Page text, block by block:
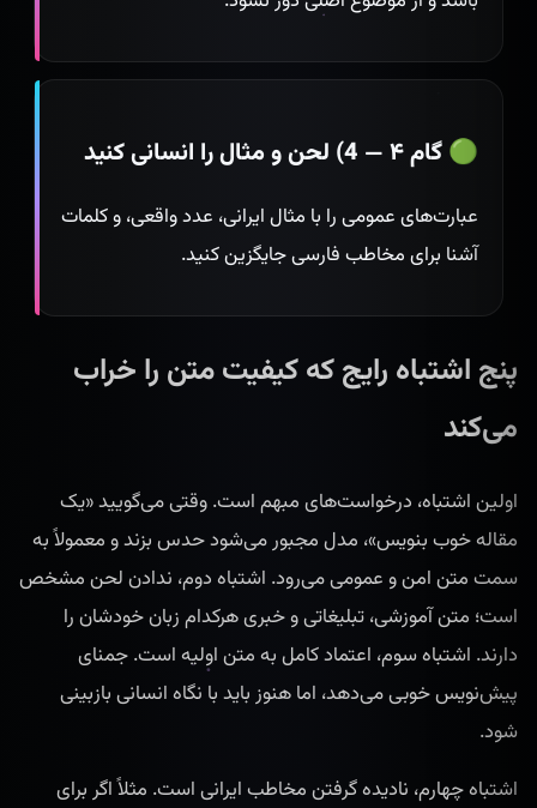
🟢 گام ۴ — 4) لحن و مثال را انسانی کنید
عبارت‌های عمومی را با مثال ایرانی، عدد واقعی، و کلمات
آشنا برای مخاطب فارسی جایگزین کنید.
پنج اشتباه رایج که کیفیت متن را خراب
می‌کند
اولین اشتباه، درخواست‌های مبهم است. وقتی می‌گویید «یک
مقاله خوب بنویس»، مدل مجبور می‌شود حدس بزند و معمولاً به
سمت متن امن و عمومی می‌رود. اشتباه دوم، ندادن لحن مشخص
است؛ متن آموزشی، تبلیغاتی و خبری هرکدام زبان خودشان را
دارند. اشتباه سوم، اعتماد کامل به متن اولیه است. جمنای
پیش‌نویس خوبی می‌دهد، اما هنوز باید با نگاه انسانی بازبینی
شود.
اشتباه چهارم، نادیده گرفتن مخاطب ایرانی است. مثلاً اگر برای